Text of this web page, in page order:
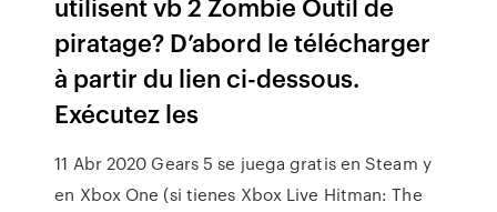
piratage? D’abord le télécharger
à partir du lien ci-dessous.
Exécutez les
11 Abr 2020 Gears 5 se juega gratis en Steam y
en Xbox One (si tienes Xbox Live Hitman: The